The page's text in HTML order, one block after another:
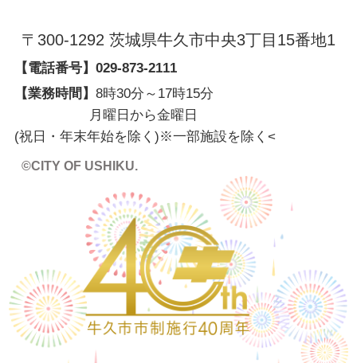
〒300-1292 茨城県牛久市中央3丁目15番地1
【電話番号】 029-873-2111
【業務時間】 8時30分～17時15分
月曜日から金曜日
(祝日・年末年始を除く)※一部施設を除く <
©CITY OF USHIKU.